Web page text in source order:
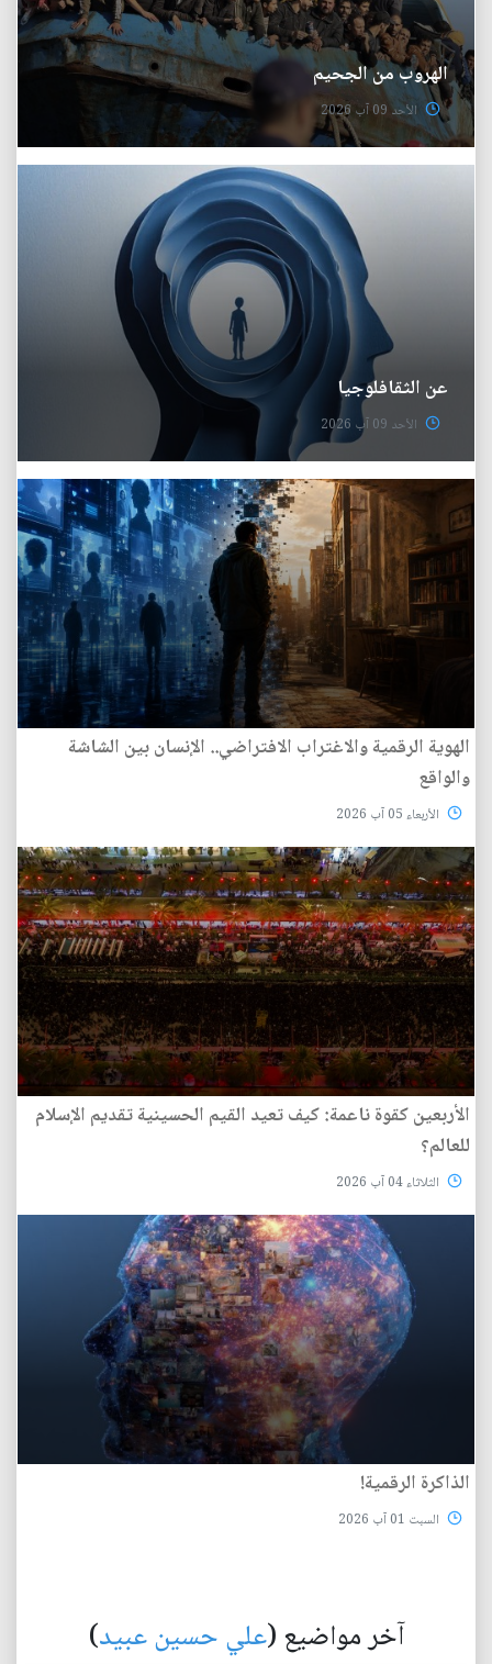
الهروب من الجحيم
الأحد 09 آب 2026
عن الثقافلوجيا
الأحد 09 آب 2026
الهوية الرقمية والاغتراب الافتراضي.. الإنسان بين الشاشة
والواقع
الأربعاء 05 آب 2026
الأربعين كقوة ناعمة: كيف تعيد القيم الحسينية تقديم الإسلام
للعالم؟
الثلاثاء 04 آب 2026
الذاكرة الرقمية!
السبت 01 آب 2026
آخر مواضيع (علي حسين عبيد)